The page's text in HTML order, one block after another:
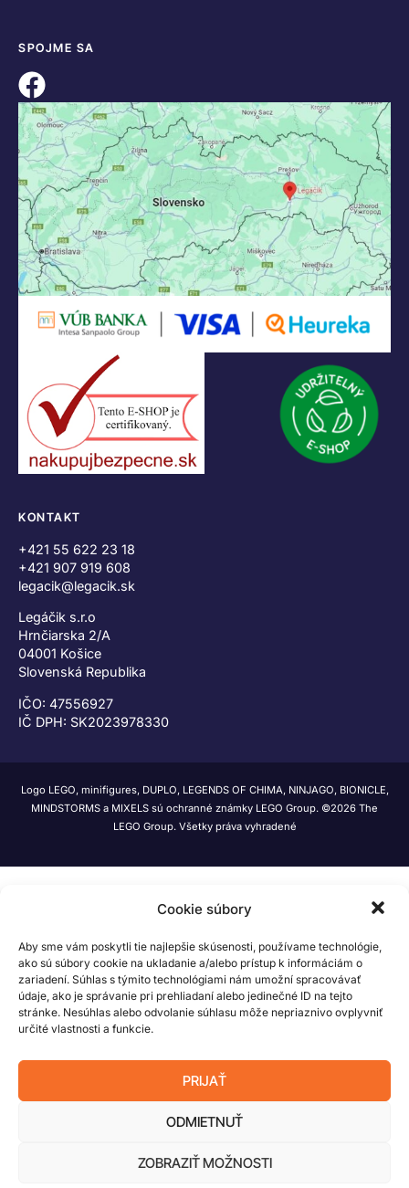
Cookie súbory
Aby sme vám poskytli tie najlepšie skúsenosti, používame technológie,
ako sú súbory cookie na ukladanie a/alebo prístup k informáciám o
zariadení. Súhlas s týmito technológiami nám umožní spracovávať
údaje, ako je správanie pri prehliadaní alebo jedinečné ID na tejto
stránke. Nesúhlas alebo odvolanie súhlasu môže nepriaznivo ovplyvniť
určité vlastnosti a funkcie.
PRIJAŤ
ODMIETNUŤ
ZOBRAZIŤ MOŽNOSTI
SPOJME SA
KONTAKT
+421 55 622 23 18
+421 907 919 608
legacik@legacik.sk
Legáčik s.r.o
Hrnčiarska 2/A
04001 Košice
Slovenská Republika
IČO: 47556927
IČ DPH: SK2023978330
Logo LEGO, minifigures, DUPLO, LEGENDS OF CHIMA, NINJAGO, BIONICLE,
MINDSTORMS a MIXELS sú ochranné známky LEGO Group. ©2026 The
LEGO Group. Všetky práva vyhradené